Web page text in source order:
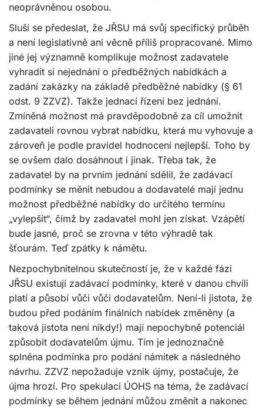
neoprávněnou osobou.
Sluší se předeslat, že JŘSU má svůj specifický průběh
a není legislativně ani věcně příliš propracované. Mimo
jiné jej významně komplikuje možnost zadavatele
vyhradit si nejednání o předběžných nabídkách a
zadání zakázky na základě předběžné nabídky (§ 61
odst. 9 ZZVZ). Takže jednací řízení bez jednání.
Zmíněná možnost má pravděpodobně za cíl umožnit
zadavateli rovnou vybrat nabídku, která mu vyhovuje a
zároveň je podle pravidel hodnocení nejlepší. Toho by
se ovšem dalo dosáhnout i jinak. Třeba tak, že
zadavatel by na prvním jednání sdělil, že zadávací
podmínky se měnit nebudou a dodavatelé mají jednu
možnost předběžné nabídky do určitého termínu
„vylepšit“, čímž by zadavatel mohl jen získat. Vzápětí
bude jasné, proč se zrovna v této výhradě tak
šťourám. Teď zpátky k námětu.
Nezpochybnitelnou skutečností je, že v každé fázi
JŘSU existují zadávací podmínky, které v danou chvíli
platí a působí vůči vůči dodavatelům. Není-li jistota, že
budou před podáním finálních nabídek změněny (a
taková jistota není nikdy!) mají nepochybně potenciál
způsobit dodavatelům újmu. Tím je jednoznačně
splněna podmínka pro podání námitek a následného
návrhu. ZZVZ nepožaduje vznik újmy, postačuje, že
újma hrozí. Pro spekulaci ÚOHS na téma, že zadávací
podmínky se během jednání můžou změnit a nakonec